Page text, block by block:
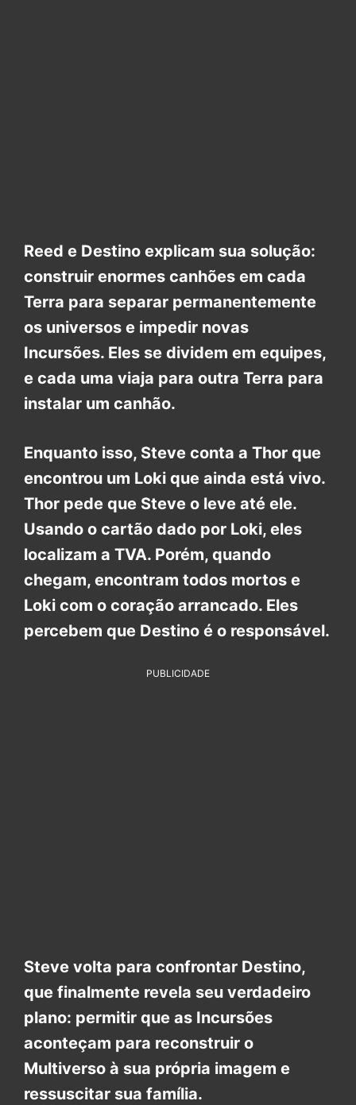
Reed e Destino explicam sua solução:
construir enormes canhões em cada
Terra para separar permanentemente
os universos e impedir novas
Incursões. Eles se dividem em equipes,
e cada uma viaja para outra Terra para
instalar um canhão.
Enquanto isso, Steve conta a Thor que
encontrou um Loki que ainda está vivo.
Thor pede que Steve o leve até ele.
Usando o cartão dado por Loki, eles
localizam a TVA. Porém, quando
chegam, encontram todos mortos e
Loki com o coração arrancado. Eles
percebem que Destino é o responsável.
PUBLICIDADE
Steve volta para confrontar Destino,
que finalmente revela seu verdadeiro
plano: permitir que as Incursões
aconteçam para reconstruir o
Multiverso à sua própria imagem e
ressuscitar sua família.